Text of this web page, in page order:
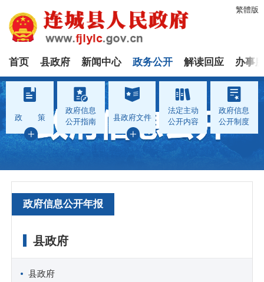
繁體版
首页 县政府 新闻中心 政务公开 解读回应 办事
政 策
政府信息
公开指南
县政府文件
法定主动
公开内容
政府信息
公开制度
政府信息公开年报
县政府
县政府